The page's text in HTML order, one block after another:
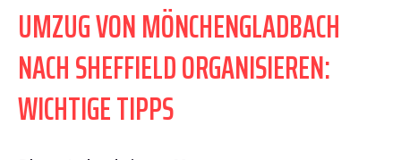
UMZUG VON MÖNCHENGLADBACH
NACH SHEFFIELD ORGANISIEREN:
WICHTIGE TIPPS